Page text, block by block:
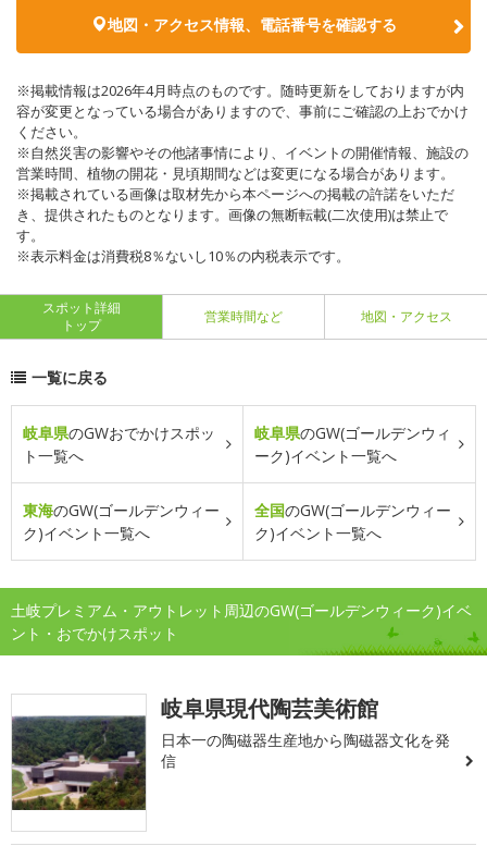
地図・アクセス情報、電話番号を確認する
※掲載情報は2026年4月時点のものです。随時更新をしておりますが内
容が変更となっている場合がありますので、事前にご確認の上おでかけ
ください。
※自然災害の影響やその他諸事情により、イベントの開催情報、施設の
営業時間、植物の開花・見頃期間などは変更になる場合があります。
※掲載されている画像は取材先から本ページへの掲載の許諾をいただ
き、提供されたものとなります。画像の無断転載(二次使用)は禁止で
す。
※表示料金は消費税8％ないし10％の内税表示です。
スポット詳細
トップ
営業時間など 地図・アクセス
一覧に戻る
岐阜県のGWおでかけスポッ
ト一覧へ
岐阜県のGW(ゴールデンウィ
ーク)イベント一覧へ
東海のGW(ゴールデンウィー
ク)イベント一覧へ
全国のGW(ゴールデンウィー
ク)イベント一覧へ
土岐プレミアム・アウトレット周辺のGW(ゴールデンウィーク)イベ
ント・おでかけスポット
岐阜県現代陶芸美術館
日本一の陶磁器生産地から陶磁器文化を発
信